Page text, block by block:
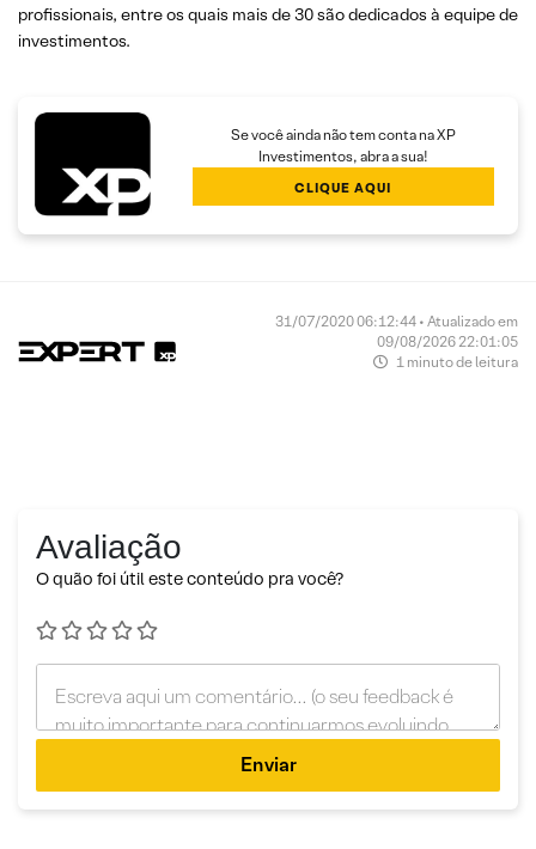
profissionais, entre os quais mais de 30 são dedicados à equipe de
investimentos.
Se você ainda não tem conta na XP
Investimentos, abra a sua!
CLIQUE AQUI
31/07/2020 06:12:44 • Atualizado em
09/08/2026 22:01:05
1 minuto de leitura
Avaliação
O quão foi útil este conteúdo pra você?
Enviar